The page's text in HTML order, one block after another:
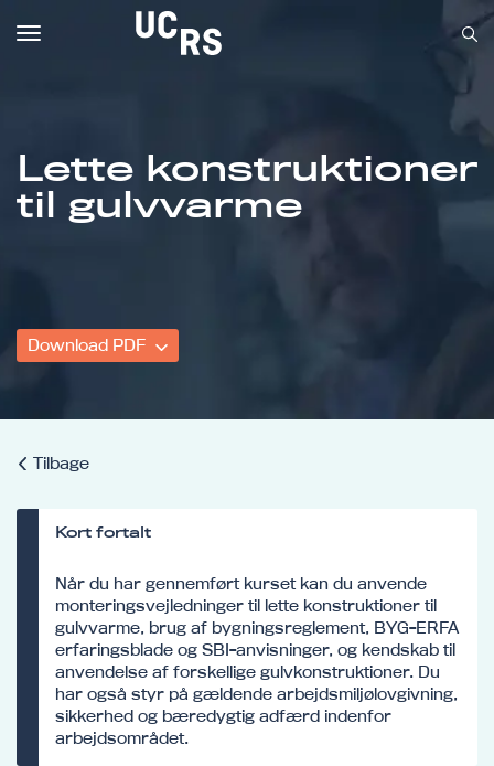
Om UCRS
Lette konstruktioner
til gulvvarme
Download PDF
Tilbage
Kort fortalt
Når du har gennemført kurset kan du anvende
monteringsvejledninger til lette konstruktioner til
gulvvarme, brug af bygningsreglement, BYG-ERFA
erfaringsblade og SBI-anvisninger, og kendskab til
anvendelse af forskellige gulvkonstruktioner. Du
har også styr på gældende arbejdsmiljølovgivning,
sikkerhed og bæredygtig adfærd indenfor
arbejdsområdet.